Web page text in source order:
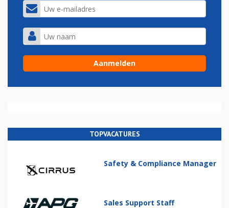
TOPVACATURES
Safety & Compliance Manager
Sales Support Staff